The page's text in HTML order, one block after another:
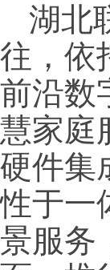
湖北
往，依
前沿数
慧家庭
硬件集
性于一
景服务